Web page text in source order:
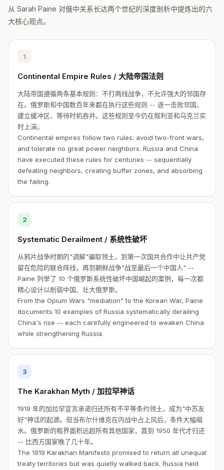
从 Sarah Paine 对俄中关系长达两个世纪的深度剖析中提炼出的六
大核心观点。
1
Continental Empire Rules / 大陆帝国法则
大陆帝国遵循两条基本规则：不打两线战争，不允许强大的邻国存
在。俄罗斯和中国数百年来都在执行这些规则 -- 逐一击败邻国、
建立缓冲区、等待时机吞并。这些规则至今仍在叙利亚和乌克兰实
时上演。
Continental empires follow two rules: avoid two-front wars,
and tolerate no great power neighbors. Russia and China
have executed these rules for centuries -- sequentially
defeating neighbors, creating buffer zones, and absorbing
the failing.
2
Systematic Derailment / 系统性破坏
从鸦片战争时期的"调解"骗取领土，到第一次国共合作中让共产党
留在危险的联合阵线，再到朝鲜战争"战至最后一个中国人" --
Paine 列举了 10 个俄罗斯系统性破坏中国崛起的案例，每一次都
精心设计以削弱中国、壮大俄罗斯。
From the Opium Wars "mediation" to the Korean War, Paine
documents 10 examples of Russia systematically derailing
China's rise -- each carefully engineered to weaken China
while strengthening Russia.
3
The Karakhan Myth / 加拉罕神话
1919 年的加拉罕宣言承诺归还所有不平等条约领土，成为"中苏友
好"神话的起源。但当布尔什维克在内战中占上风后，条件大幅缩
水。俄罗斯的租界面积远超所有其他国家，直到 1950 年代才归还
-- 比西方国家晚了几十年。
The 1919 Karakhan Manifesto promised to return all unequal
treaty territories but was quietly walked back. Russia held